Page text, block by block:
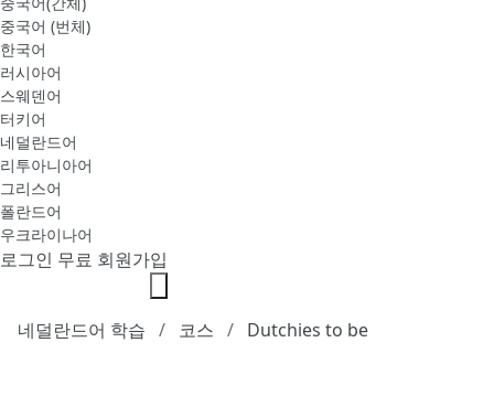
중국어 (번체)
한국어
러시아어
스웨덴어
터키어
네덜란드어
리투아니아어
그리스어
폴란드어
우크라이나어
로그인 무료 회원가입
네덜란드어 학습 코스 Dutchies to be